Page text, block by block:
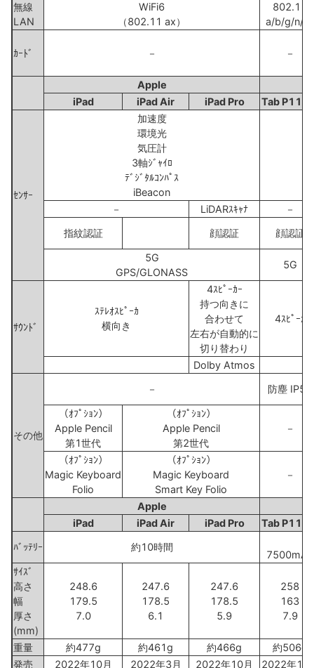
無線
LAN
WiFi6
（802.11 ax）
802.11
a/b/g/n/ac
ｶｰﾄﾞ － －
Apple
iPad
iPad Air iPad Pro Tab P11
ｾﾝｻｰ
加速度
環境光
気圧計
3軸ｼﾞｬｲﾛ
ﾃﾞｼﾞﾀﾙｺﾝﾊﾟｽ
iBeacon
－
LiDARｽｷｬﾅ
－
指紋認証
顔認証 顔認証
5G
GPS/GLONASS
5G
ｻｳﾝﾄﾞ
ｽﾃﾚｵｽﾋﾟｰｶ
横向き
4ｽﾋﾟｰｶｰ
持つ向きに
合わせて
左右が自動的に
切り替わり
4ｽﾋﾟｰｶ
Dolby Atmos
その他
－ 防塵 IP5X
（ｵﾌﾟｼｮﾝ）
Apple Pencil
第1世代
（ｵﾌﾟｼｮﾝ）
Apple Pencil
第2世代
－
（ｵﾌﾟｼｮﾝ）
Magic Keyboard
Folio
（ｵﾌﾟｼｮﾝ）
Magic Keyboard
Smart Key Folio
－
Apple
iPad
iPad Air iPad Pro
Tab P11
ﾊﾞｯﾃﾘｰ
約10時間
7500mAh
ｻｲｽﾞ
高さ
幅
厚さ
(mm)
248.6
179.5
7.0
247.6
178.5
6.1
247.6
178.5
5.9
258
163
7.9
重量 約477g 約461g 約466g
約506g
発売
2022年10月 2022年3月 2022年10月 2022年12